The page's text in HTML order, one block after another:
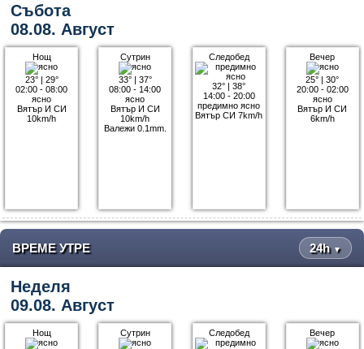
Събота
08.08. Август
Нощ
23°| 29°
02:00 - 08:00
ясно
Вятър И СИ
10km/h
Сутрин
33°| 37°
08:00 - 14:00
ясно
Вятър И СИ
10km/h
Валежи 0.1mm.
Следобед
32° |38°
14:00 - 20:00
предимно ясно
Вятър СИ 7km/h
Вечер
25° |30°
20:00 - 02:00
ясно
Вятър И СИ
6km/h
ВРЕМЕ УТРЕ 24h ▼
Неделя
09.08. Август
Нощ Сутрин Следобед Вечер